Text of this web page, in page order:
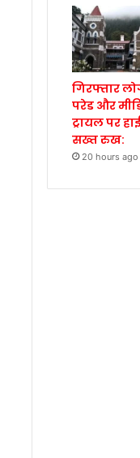
गिरफ्तार
परेड और
ट्रायल पर
सख्त रुख:
20 hours ago